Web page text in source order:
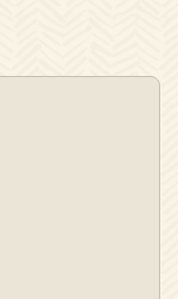
YOUTUBE
OP TIKTOK